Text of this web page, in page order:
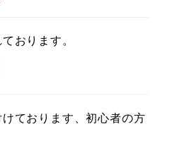
おります。
ております、初心者の方